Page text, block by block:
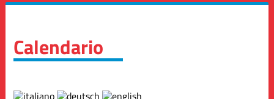
Calendario